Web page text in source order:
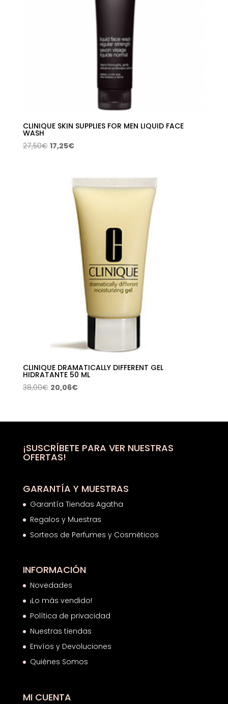
CLINIQUE SKIN SUPPLIES FOR MEN LIQUID FACE
WASH
27,50€ El
27,50€.
17,25€El
es:
17,25€.
CLINIQUE DRAMATICALLY DIFFERENT GEL
HIDRATANTE 50 ML
38,00€ El
era:
20,06€El
es:
¡SUSCRÍBETE PARA VER NUESTRAS
OFERTAS!
GARANTÍA Y MUESTRAS
Garantía Tiendas Agatha
Regalos y Muestras
Sorteos de Perfumes y Cosméticos
INFORMACIÓN
Novedades
¡Lo más vendido!
Política de privacidad
Nuestras tiendas
Envíos y Devoluciones
Quiénes Somos
MI CUENTA